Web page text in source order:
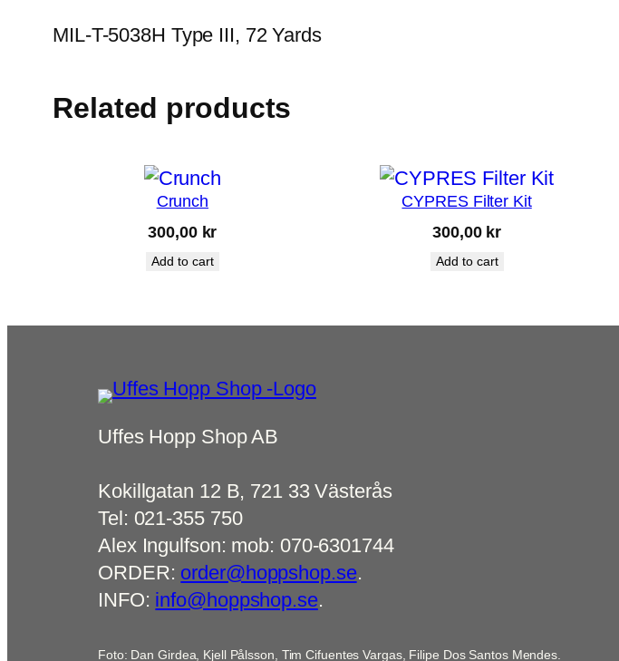
MIL-T-5038H Type III, 72 Yards
Related products
Crunch
300,00 kr
Add to cart
CYPRES Filter Kit
300,00 kr
Add to cart
Uffes Hopp Shop AB
Kokillgatan 12 B, 721 33 Västerås
Tel: 021-355 750
Alex Ingulfson: mob: 070-6301744
ORDER: order@hoppshop.se.
INFO: info@hoppshop.se.
Foto: Dan Girdea, Kjell Pålsson, Tim Cifuentes Vargas, Filipe Dos Santos Mendes.